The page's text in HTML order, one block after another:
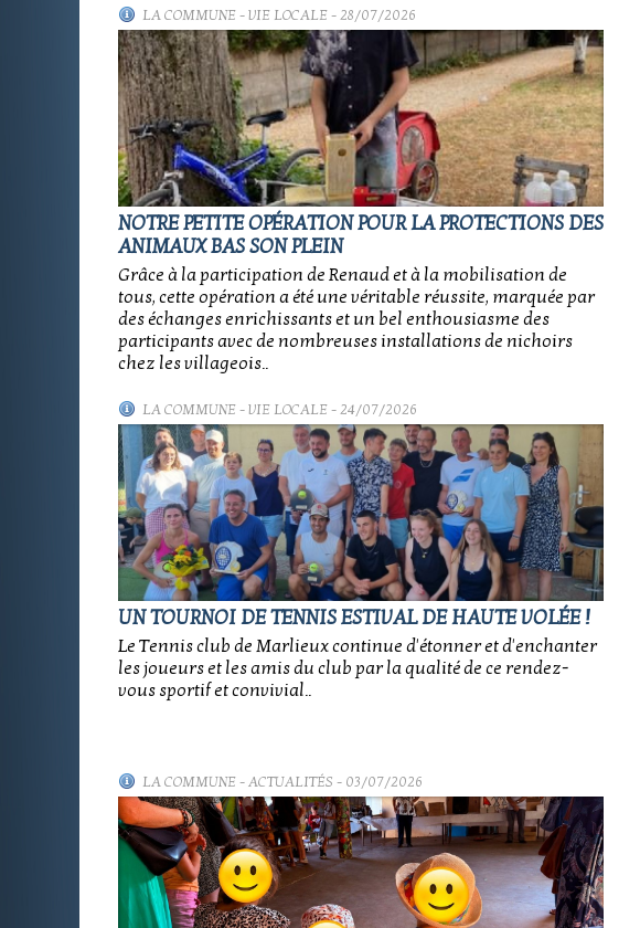
LA COMMUNE-VIE LOCALE- 28/07/2026
NOTRE PETITE OPÉRATION POUR LA PROTECTIONS DES
ANIMAUX BAS SON PLEIN
Grâce à la participation de Renaud et à la mobilisation de
tous, cette opération a été une véritable réussite, marquée par
des échanges enrichissants et un bel enthousiasme des
participants avec de nombreuses installations de nichoirs
chez les villageois..
LA COMMUNE-VIE LOCALE- 24/07/2026
UN TOURNOI DE TENNIS ESTIVAL DE HAUTE VOLÉE !
Le Tennis club de Marlieux continue d'étonner et d'enchanter
les joueurs et les amis du club par la qualité de ce rendez-
vous sportif et convivial..
LA COMMUNE-ACTUALITÉS - 03/07/2026